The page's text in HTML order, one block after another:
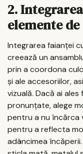
2.
elemente
Integrarea faianței
creează un
prin a coordona
și ale accesoriilor,
vizuală. Dacă ai
pronunțate, alege
pentru a nu încărca
pentru a reflecta
adâncimea